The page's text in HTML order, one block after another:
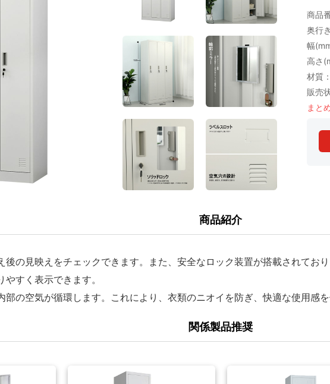
商品
奥行
幅
高さ
材質
販売
まと
商品紹介
後の見映えをチェックできます。また、安全なロック装置が搭載されてお
すく表示できます。
部の空気が循環します。これにより、衣類のニオイを防ぎ、快適な使用感
関係製品推奨